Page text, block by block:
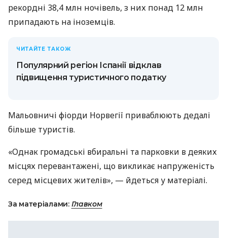
рекордні 38,4 млн ночівель, з них понад 12 млн
припадають на іноземців.
ЧИТАЙТЕ ТАКОЖ
Популярний регіон Іспанії відклав
підвищення туристичного податку
Мальовничі фіорди Норвегії приваблюють дедалі
більше туристів.
«Однак громадські вбиральні та парковки в деяких
місцях перевантажені, що викликає напруженість
серед місцевих жителів», — йдеться у матеріалі.
За матеріалами: Главком